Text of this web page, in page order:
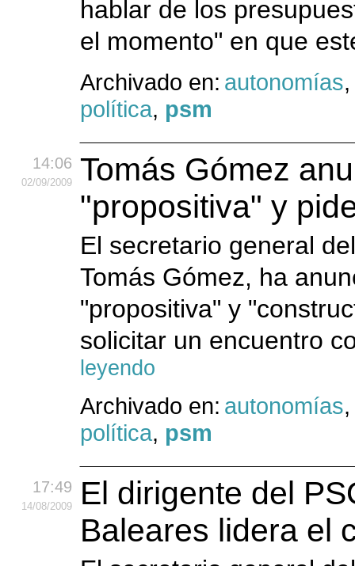
hablar de los
el momento" en que
Archivado en: autonomías
política, psm
14:06
02/09/2009
Tomás Gómez
"propositiva" y
El secretario general
Tomás Gómez, ha
"propositiva" y
solicitar un encuentro
leyendo
Archivado en: autonomías
política, psm
17:49
14/08/2009
El dirigente del
Baleares lidera el